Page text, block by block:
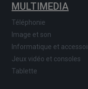
MULTIMEDIA
Téléphonie
Image et son
Informatique et
Jeux vidéo et consoles
Tablette